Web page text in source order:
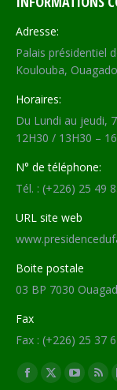
Adresse:
Palais présidentiel
Koulouba,
Horaires:
Du Lundi au jeudi,
12H30 / 13H30 –
N° de téléphone:
Tél. : (+226) 25 49
URL site web
Boite postale
03 BP 7030
Fax
Fax : (+226) 25 37
Trouvez nous sur :
Facebook
X
RSS